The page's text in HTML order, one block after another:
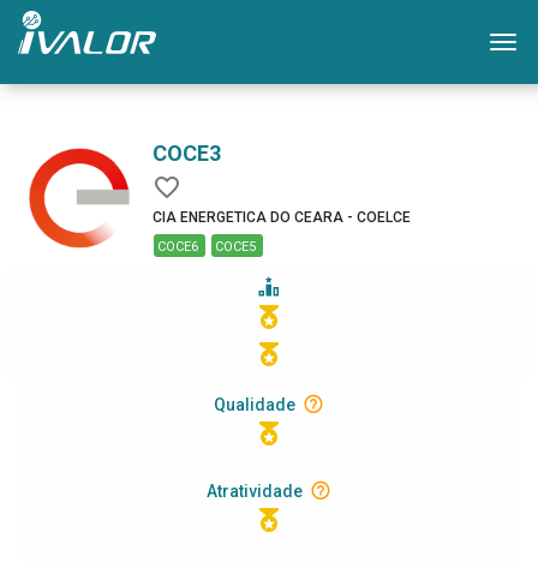
COCE3
CIA ENERGETICA DO CEARA - COELCE
COCE6 COCE5
Qualidade
Atratividade